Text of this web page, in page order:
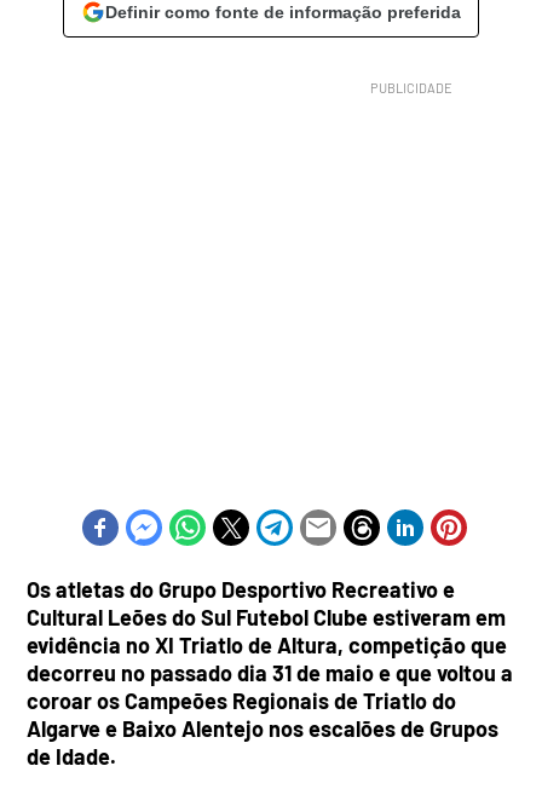
Definir como fonte de informação preferida
Os atletas do Grupo Desportivo Recreativo e
Cultural Leões do Sul Futebol Clube estiveram em
evidência no XI Triatlo de Altura, competição que
decorreu no passado dia 31 de maio e que voltou a
coroar os Campeões Regionais de Triatlo do
Algarve e Baixo Alentejo nos escalões de Grupos
de Idade.